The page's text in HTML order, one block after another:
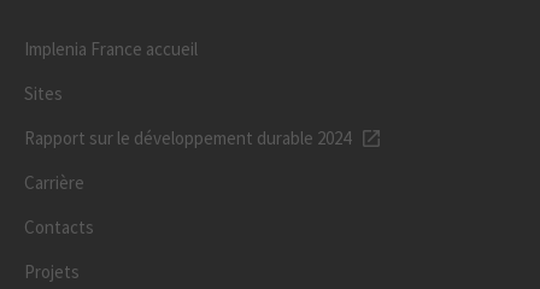
Implenia France accueil
Sites
Rapport sur le développement durable 2024
Carrière
Contacts
Projets